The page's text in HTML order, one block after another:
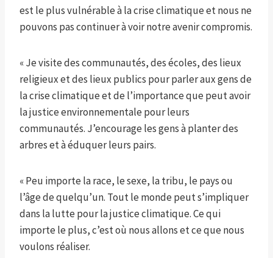
est le plus vulnérable à la crise climatique et nous ne
pouvons pas continuer à voir notre avenir compromis.
« Je visite des communautés, des écoles, des lieux
religieux et des lieux publics pour parler aux gens de
la crise climatique et de l’importance que peut avoir
la justice environnementale pour leurs
communautés. J’encourage les gens à planter des
arbres et à éduquer leurs pairs.
« Peu importe la race, le sexe, la tribu, le pays ou
l’âge de quelqu’un. Tout le monde peut s’impliquer
dans la lutte pour la justice climatique. Ce qui
importe le plus, c’est où nous allons et ce que nous
voulons réaliser.